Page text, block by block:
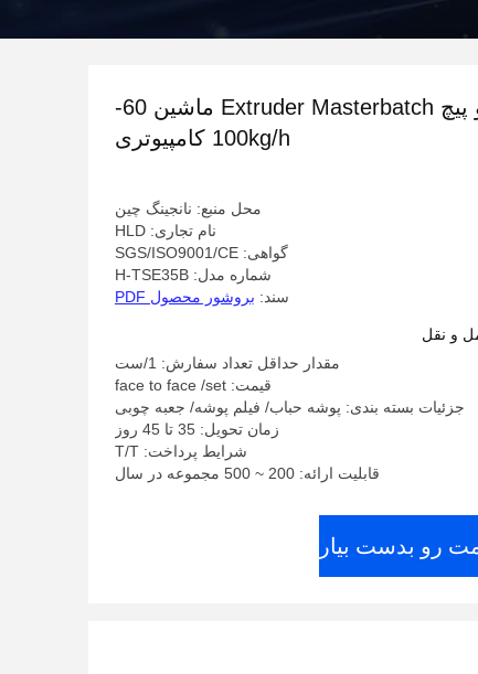
Co چرخش دو پیچ Extruder Masterbatch ماشین 60-
100kg/h کامپیوتری
محل منبع: نانجینگ چین
نام تجاری: HLD
گواهی: SGS/ISO9001/CE
شماره مدل: H-TSE35B
سند: بروشور محصول PDF
و نقل
مقدار حداقل تعداد سفارش: 1/ست
قیمت: face to face /set
جزئیات بسته بندی: پوشه حباب/ فیلم پوشه/ جعبه چوبی
زمان تحویل: 35 تا 45 روز
شرایط پرداخت: T/T
قابلیت ارائه: 200 ~ 500 مجموعه در سال
رو بدست بیار